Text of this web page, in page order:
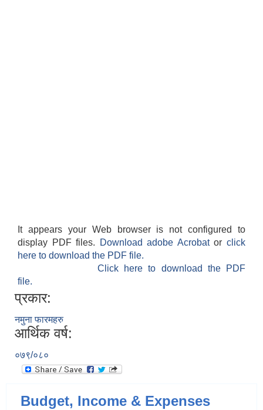
It appears your Web browser is not configured to
display PDF files.
Download adobe Acrobatorclick
here to download the PDF file.
Click here to download the PDF
file.
प्रकार:
नमुना फारमहरु
आर्थिक वर्ष:
०७९/०८०
Budget, Income & Expenses